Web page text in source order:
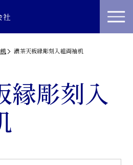
社
濃茶天板縁彫刻入組両袖机
縁彫刻入